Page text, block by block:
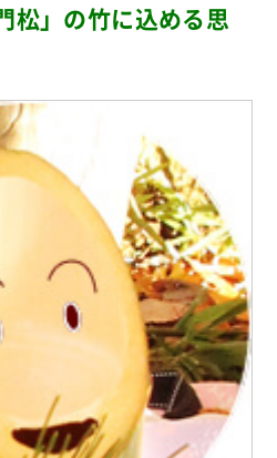
松」の竹に込める思